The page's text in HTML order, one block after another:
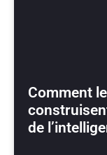
Comment
de